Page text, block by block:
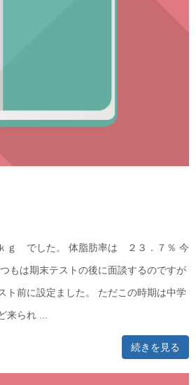
ｇ でした。 体脂肪率は ２３．７％ 今
もは期末テストの後に面談するのですが
ト前に設定ました。 ただこの時期は中学
来られ ...
続きを見る